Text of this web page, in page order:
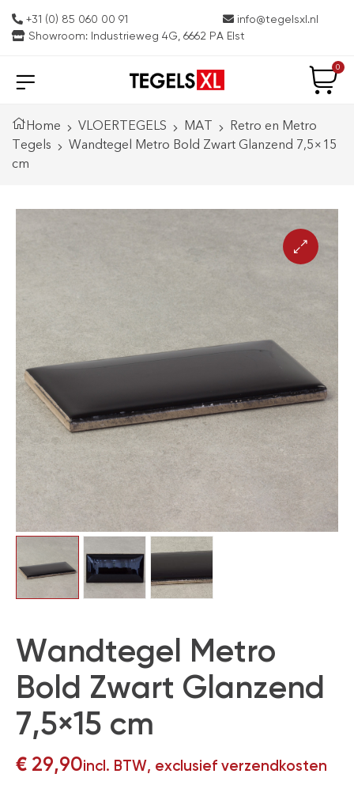
+31 (0) 85 060 00 91
info@tegelsxl.nl
Showroom: Industrieweg 4G, 6662 PA Elst
0
Home VLOERTEGELS MAT
Retro en Metro
Tegels
Wandtegel Metro Bold Zwart Glanzend 7,5×15
cm
Wandtegel Metro
Bold Zwart Glanzend
7,5×15 cm
€ 29,90incl. BTW, exclusief verzendkosten